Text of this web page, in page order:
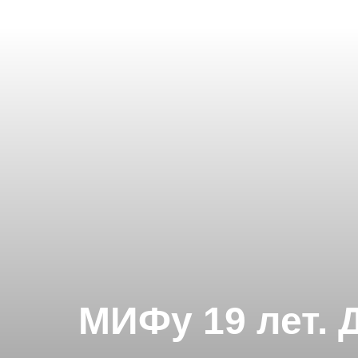
МИФу 19 лет.